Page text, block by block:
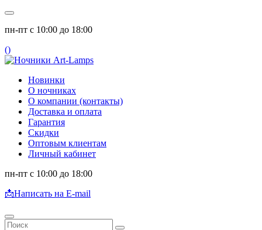
пн-пт с 10:00 до 18:00
()
Новинки
О ночниках
О компании (контакты)
Доставка и оплата
Гарантия
Скидки
Оптовым клиентам
Личный кабинет
пн-пт с 10:00 до 18:00
📩Написать на E-mail